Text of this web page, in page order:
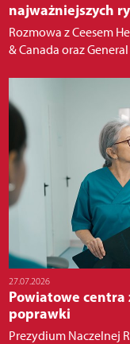
najważniejszych
Rozmowa z Ceesem
& Canada oraz
27.07.2026
Powiatowe centra
poprawki
Prezydium Naczelnej